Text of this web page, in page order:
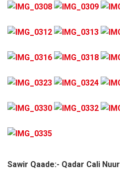
Sawir Qaade:- Qadar Cali Nuur